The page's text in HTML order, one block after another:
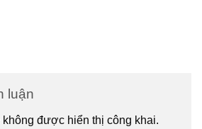
luận
không được hiển thị công khai.